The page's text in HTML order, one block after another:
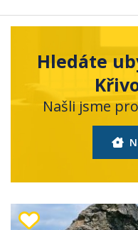
Hledáte
Našli jsme